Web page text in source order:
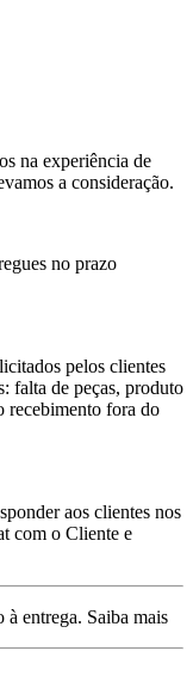
na experiência de
a consideração.
no prazo
pelos clientes
falta de peças, produto
recebimento fora do
aos clientes nos
com o Cliente e
à entrega. Saiba mais